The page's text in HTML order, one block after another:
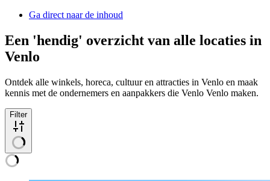
Ga direct naar de inhoud
Een 'hendig' overzicht van alle locaties in
Venlo
Ontdek alle winkels, horeca, cultuur en attracties in Venlo en maak
kennis met de ondernemers en aanpakkers die Venlo Venlo maken.
Filter